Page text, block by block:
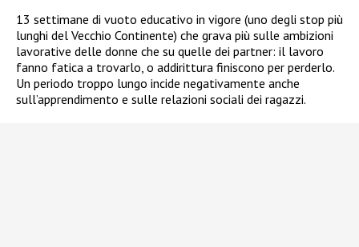
13 settimane di vuoto educativo in vigore (uno degli stop più
lunghi del Vecchio Continente) che grava più sulle ambizioni
lavorative delle donne che su quelle dei partner: il lavoro
fanno fatica a trovarlo, o addirittura finiscono per perderlo.
Un periodo troppo lungo incide negativamente anche
sull’apprendimento e sulle relazioni sociali dei ragazzi.